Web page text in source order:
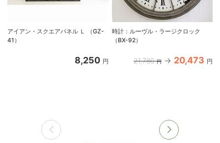
アイアン・スクエアパネル Ｌ （GZ-
41）
8,250 円
時計：ルーヴル・ラージクロック
（BX-92）
21,780 円 20,473 円